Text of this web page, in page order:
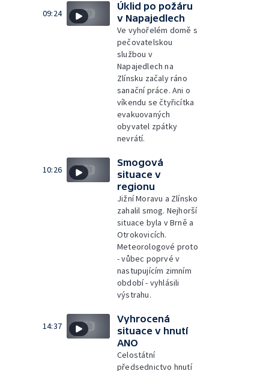
09:24
Úklid po požáru
v Napajedlech
Ve vyhořelém domě s
pečovatelskou
službou v
Napajedlech na
Zlínsku začaly ráno
sanační práce. Ani o
víkendu se čtyřicítka
evakuovaných
obyvatel zpátky
nevrátí.
10:26
Smogová
situace v
regionu
Jižní Moravu a Zlínsko
zahalil smog. Nejhorší
situace byla v Brně a
Otrokovicích.
Meteorologové proto
- vůbec poprvé v
nastupujícím zimním
období - vyhlásili
výstrahu.
14:37
Vyhrocená
situace v hnutí
ANO
Celostátní
předsednictvo hnutí